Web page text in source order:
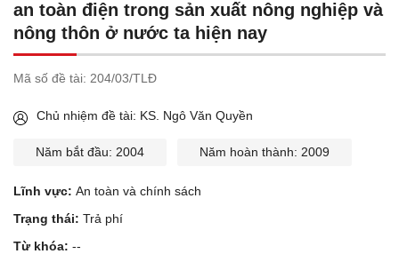
an toàn điện trong sản xuất nông nghiệp và
nông thôn ở nước ta hiện nay
Mã số đề tài: 204/03/TLĐ
Chủ nhiệm đề tài: KS. Ngô Văn Quyền
Năm bắt đầu: 2004 Năm hoàn thành: 2009
Lĩnh vực: An toàn và chính sách
Trạng thái: Trả phí
Từ khóa: --